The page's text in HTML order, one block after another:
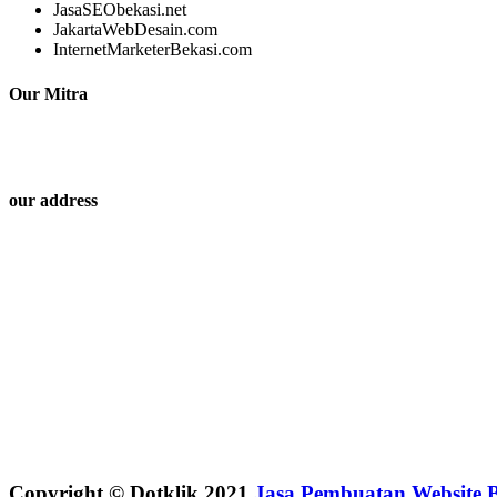
JasaSEObekasi.net
JakartaWebDesain.com
InternetMarketerBekasi.com
Our Mitra
our address